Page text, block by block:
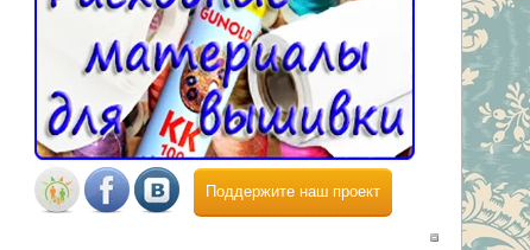
Поддержите наш проект